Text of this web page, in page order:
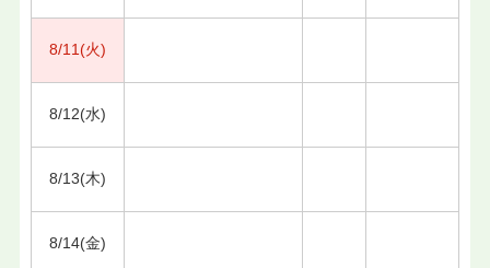
8/11(火)
8/12(水)
8/13(木)
8/14(金)